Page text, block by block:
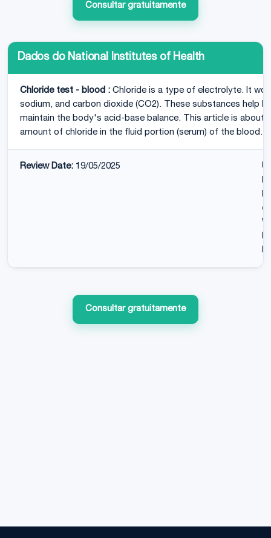
Consultar gratuitamente
Dados do National Institutes of Health
Chloride test - blood : Chloride is a type of electrolyte. It
sodium, and carbon dioxide (CO2). These substances help
maintain the body's acid-base balance. This article is about
amount of chloride in the fluid portion (serum) of the blood.
Review Date: 19/05/2025
Consultar gratuitamente